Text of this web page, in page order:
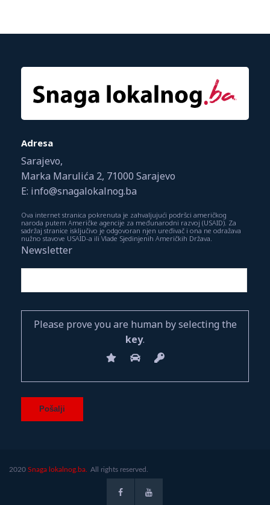
Adresa
Sarajevo,
Marka Marulića 2, 71000 Sarajevo
E: info@snagalokalnog.ba
Ova internet stranica pokrenuta je zahvaljujući podršci američkog
naroda putem Američke agencije za međunarodni razvoj (USAID). Za
sadržaj stranice isključivo je odgovoran njen uređivač i ona ne odražava
nužno stavove USAID-a ili Vlade Sjedinjenih Američkih Država.
Newsletter
Please prove you are human by selecting the
key.
2020 Snaga lokalnog.ba. All rights reserved.